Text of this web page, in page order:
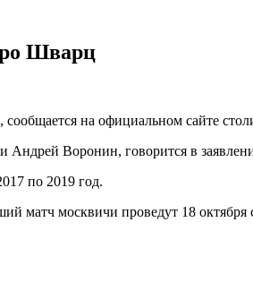
Шварц
на официальном сайте
Андрей Воронин, говорится в
по 2019 год.
матч москвичи проведут 18